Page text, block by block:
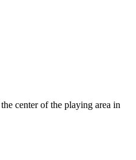
center of the playing area in